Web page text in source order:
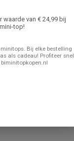
van € 24,99 bij
top!
Bij elke bestelling
als cadeau! Profiteer snel